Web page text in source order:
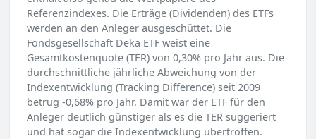
Referenzindexes. Die Erträge (Dividenden) des ETFs
werden an den Anleger ausgeschüttet. Die
Fondsgesellschaft Deka ETF weist eine
Gesamtkostenquote (TER) von 0,30% pro Jahr aus. Die
durchschnittliche jährliche Abweichung von der
Indexentwicklung (Tracking Difference) seit 2009
betrug -0,68% pro Jahr. Damit war der ETF für den
Anleger deutlich günstiger als es die TER suggeriert
und hat sogar die Indexentwicklung übertroffen.